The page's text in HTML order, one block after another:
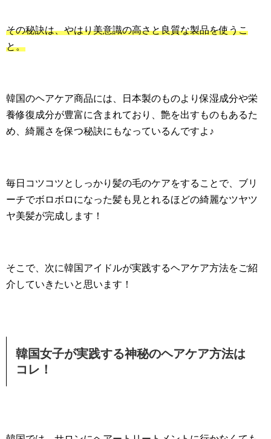
その秘訣は、やはり美意識の高さと良質な製品を使うこ
と。
韓国のヘアケア商品には、日本製のものより保湿成分や栄
養修復成分が豊富に含まれており、艶を出すものもあるた
め、綺麗さを保つ秘訣にもなっているんですよ♪
毎日コツコツとしっかり髪の毛のケアをすることで、ブリ
ーチでボロボロになった髪も見とれるほどの綺麗なツヤツ
ヤ美髪が完成します！
そこで、次に韓国アイドルが実践するヘアケア方法をご紹
介していきたいと思います！
韓国女子が実践する神秘のヘアケア方法は
コレ！